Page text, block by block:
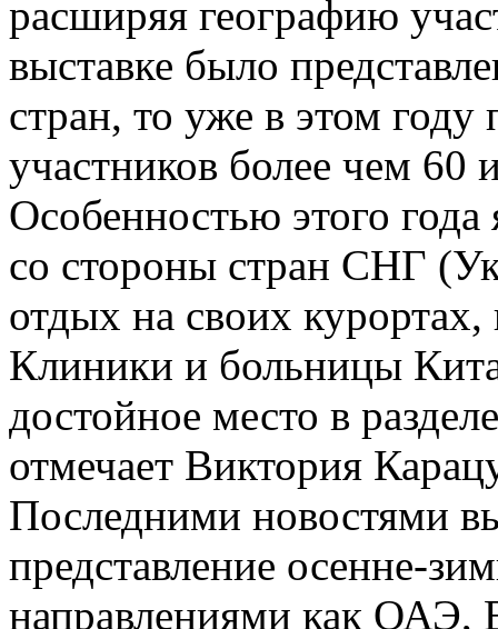
расширяя географию
выставке было
стран, то уже в этом году
участников более чем 60
Особенностью этого
со стороны стран СНГ
отдых на своих курортах,
Клиники и больницы
достойное место в
отмечает Виктория
Последними новостями
представление осенне-
направлениями как ОАЭ,